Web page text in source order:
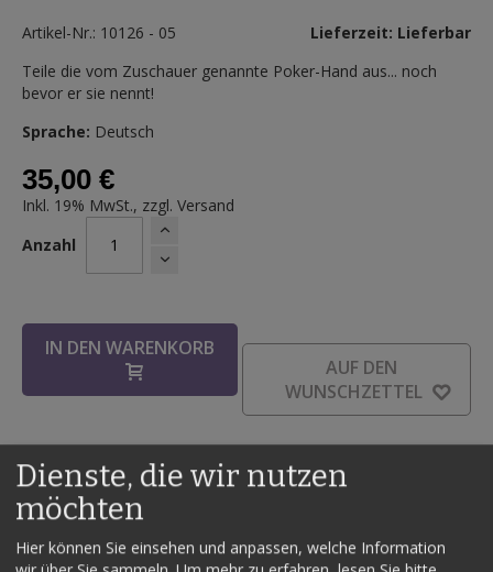
Artikel-Nr.: 10126 - 05
Lieferzeit: Lieferbar
Teile die vom Zuschauer genannte Poker-Hand aus... noch
bevor er sie nennt!
Sprache: Deutsch
35,00 €
Inkl. 19% MwSt., zzgl. Versand
Anzahl
IN DEN WARENKORB
AUF DEN
WUNSCHZETTEL
Details
Dies könnte ein Päckchentrick sein; aber es ist so viel mehr.
Keine Poker Demonstration sondern eine echte magische
Dienste, die wir nutzen
möchten
Hier können Sie einsehen und anpassen, welche Information